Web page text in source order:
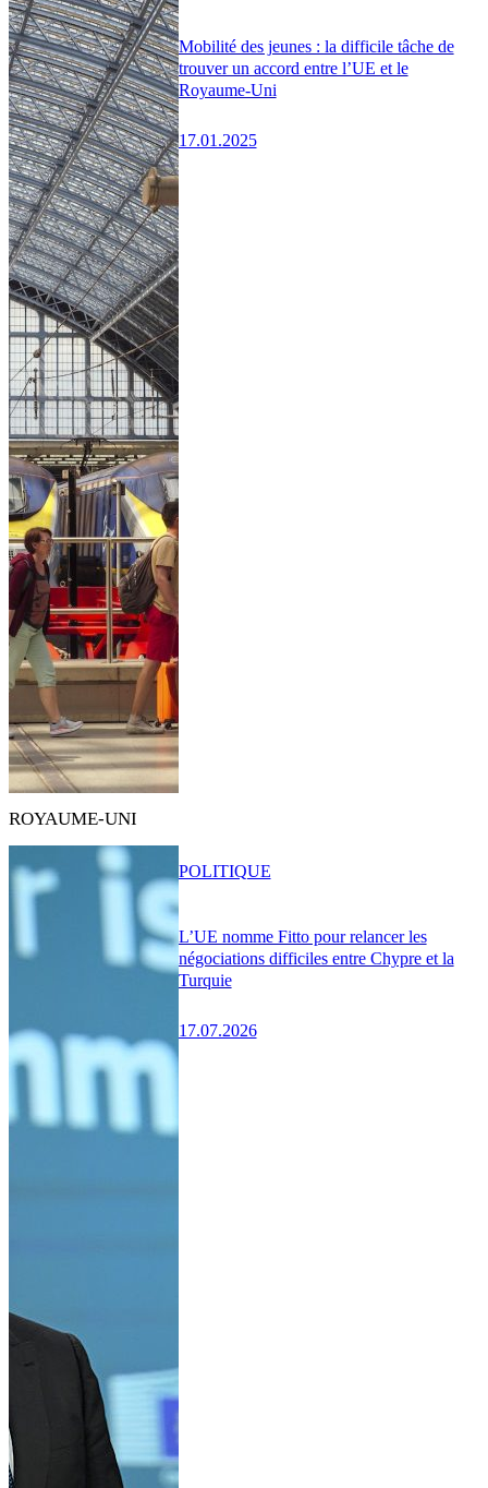
Mobilité des jeunes : la difficile tâche de
trouver un accord entre l’UE et le
Royaume-Uni
17.01.2025
ROYAUME-UNI
L’UE nomme Fitto pour relancer les
négociations difficiles entre Chypre et la
Turquie
17.07.2026
POLITIQUE